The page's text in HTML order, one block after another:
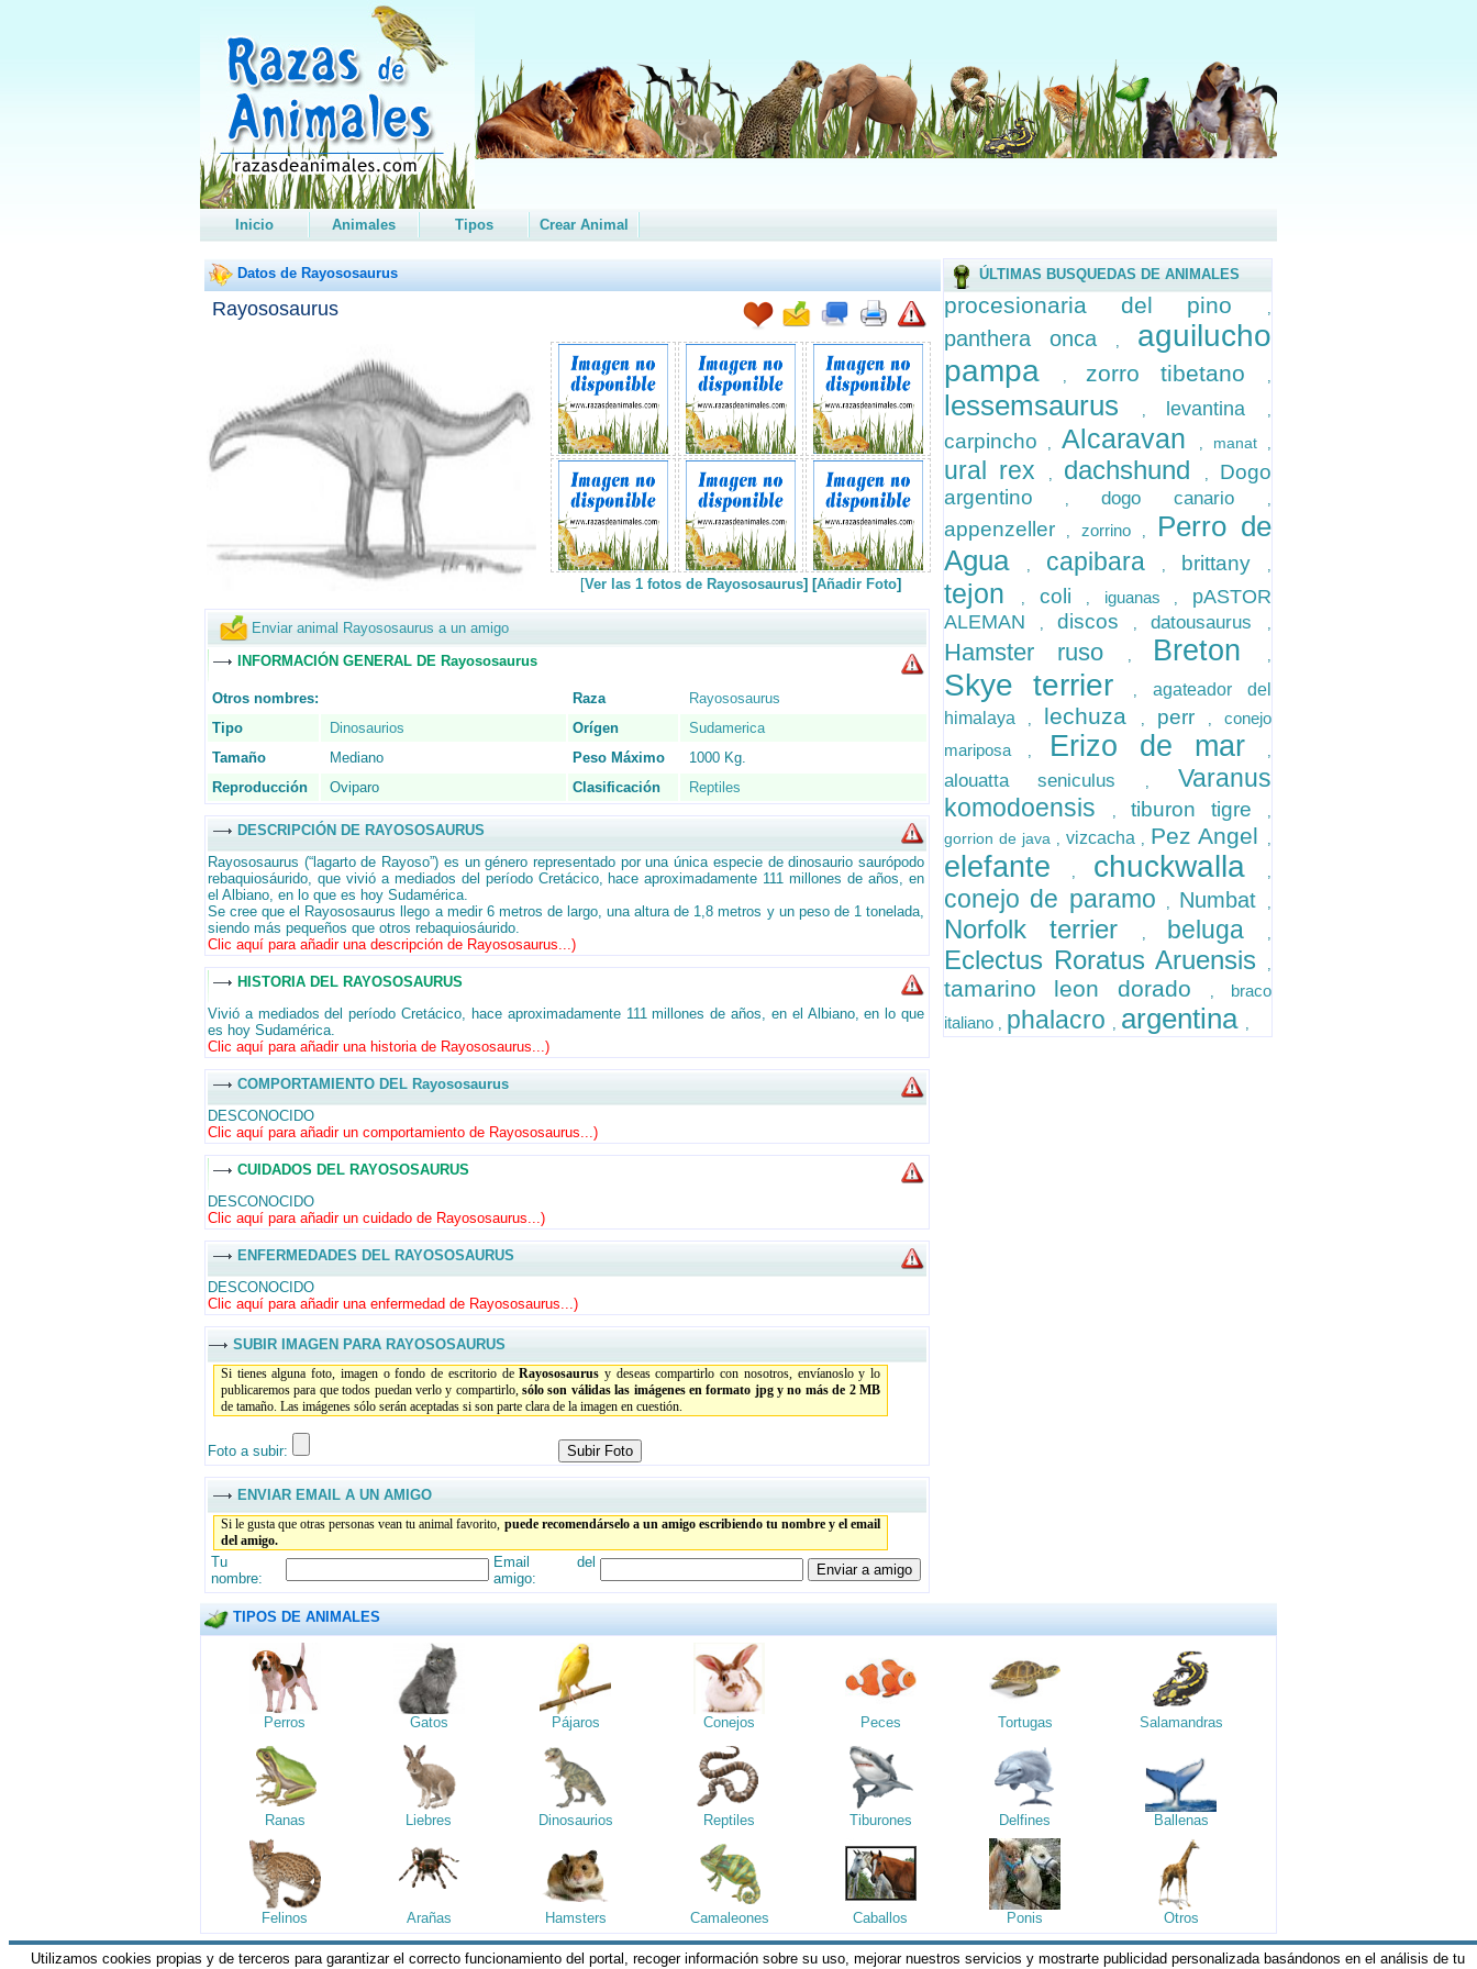
Utilizamos cookies propias y de terceros para garantizar el correcto funcionamiento del portal, recoger información sobre su uso, mejorar nuestros servicios y mostrarte publicidad personalizada basándonos en el análisis de tu
Inicio Animales Tipos Crear Animal
Datos de Rayososaurus
Rayososaurus
[Ver las 1 fotos de Rayososaurus] [Añadir Foto]
Enviar animal Rayososaurus a un amigo
INFORMACIÓN GENERAL DE Rayososaurus
Otros nombres: Raza
Rayososaurus
Tipo
Dinosaurios Orígen
Sudamerica
Tamaño
Mediano Peso Máximo
1000 Kg.
Reproducción
Oviparo Clasificación Reptiles
DESCRIPCIÓN DE RAYOSOSAURUS
Rayososaurus (“lagarto de Rayoso”) es un género representado por una única especie de dinosaurio saurópodo
rebaquiosáurido, que vivió a mediados del período Cretácico, hace aproximadamente 111 millones de años, en
el Albiano, en lo que es hoy Sudamérica.
Se cree que el Rayososaurus llego a medir 6 metros de largo, una altura de 1,8 metros y un peso de 1 tonelada,
siendo más pequeños que otros rebaquiosáurido.
Clic aquí para añadir una descripción de Rayososaurus...)
HISTORIA DEL RAYOSOSAURUS
Vivió a mediados del período Cretácico, hace aproximadamente 111 millones de años, en el Albiano, en lo que
es hoy Sudamérica.
Clic aquí para añadir una historia de Rayososaurus...)
COMPORTAMIENTO DEL Rayososaurus
DESCONOCIDO
Clic aquí para añadir un comportamiento de Rayososaurus...)
CUIDADOS DEL RAYOSOSAURUS
DESCONOCIDO
Clic aquí para añadir un cuidado de Rayososaurus...)
ENFERMEDADES DEL RAYOSOSAURUS
DESCONOCIDO
Clic aquí para añadir una enfermedad de Rayososaurus...)
SUBIR IMAGEN PARA RAYOSOSAURUS
Si tienes alguna foto, imagen o fondo de escritorio deRayososaurus y deseas compartirlo con nosotros, envíanoslo y lo
publicaremos para que todos puedan verlo y compartirlo,sólo son válidas las imágenes en formato jpg y no más de 2 MB
de tamaño. Las imágenes sólo serán aceptadas si son parte clara de la imagen en cuestión.
Foto a subir:
ENVIAR EMAIL A UN AMIGO
Si le gusta que otras personas vean tu animal favorito, puede recomendárselo a un amigo escribiendo tu nombre y el email
del amigo.
Tu
nombre:
Email del
amigo:
ÚLTIMAS BUSQUEDAS DE ANIMALES
procesionaria del pino ,
panthera onca , aguilucho
pampa
, zorro tibetano ,
lessemsaurus , levantina ,
carpincho ,Alcaravan , manat ,
ural rex , dachshund , Dogo
argentino
, dogo canario ,
appenzeller ,zorrino ,
Perro de
Agua
, capibara , brittany ,
tejon , coli , iguanas , pASTOR
ALEMAN
, discos ,datousaurus ,
Hamster ruso , Breton ,
Skye terrier , agateador del
himalaya
, lechuza , perr , conejo
mariposa
, Erizo de mar ,
alouatta seniculus , Varanus
komodoensis
, tiburon tigre ,
gorrion de java , vizcacha , Pez Angel ,
elefante , chuckwalla ,
conejo de paramo , Numbat ,
Norfolk terrier , beluga ,
Eclectus Roratus Aruensis ,
tamarino leon dorado , braco
italiano , phalacro , argentina ,
TIPOS DE ANIMALES
Perros Gatos Pájaros Conejos Peces Tortugas Salamandras
Ranas Liebres Dinosaurios Reptiles Tiburones Delfines Ballenas
Felinos Arañas Hamsters Camaleones Caballos Ponis Otros
HGM Network.com|| Todos los derechos reservados || Al visitar estas páginas, se entiende que acepta losTerminos y Condiciones de nuestros servicios y